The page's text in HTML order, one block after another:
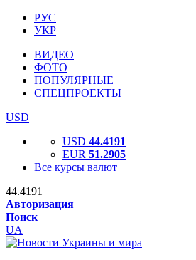
РУС
УКР
ВИДЕО
ФОТО
ПОПУЛЯРНЫЕ
СПЕЦПРОЕКТЫ
USD
USD 44.4191
EUR 51.2905
Все курсы валют
44.4191
Авторизация
Поиск
UA